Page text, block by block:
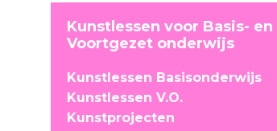
Kunstlessen voor Basis- en
Voortgezet onderwijs
Kunstlessen Basisonderwijs
Kunstlessen V.O.
Kunstprojecten